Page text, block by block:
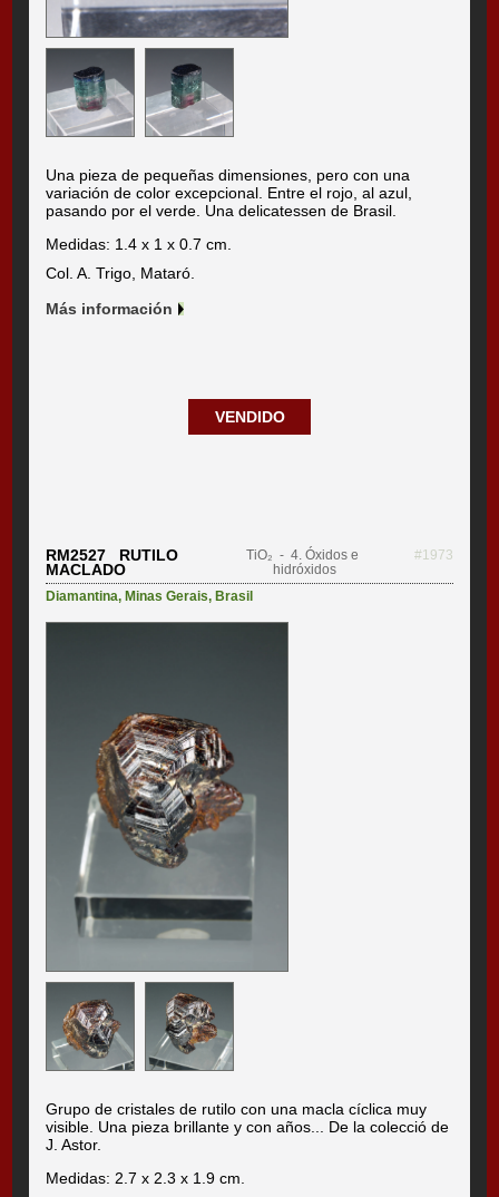
Una pieza de pequeñas dimensiones, pero con una
variación de color excepcional. Entre el rojo, al azul,
pasando por el verde. Una delicatessen de Brasil.
Medidas: 1.4 x 1 x 0.7 cm.
Col. A. Trigo, Mataró.
Más información
VENDIDO
RM2527 RUTILO
MACLADO
TiO₂ - 4. Óxidos e
hidróxidos
#1973
Diamantina, Minas Gerais, Brasil
Grupo de cristales de rutilo con una macla cíclica muy
visible. Una pieza brillante y con años... De la colecció de
J. Astor.
Medidas: 2.7 x 2.3 x 1.9 cm.